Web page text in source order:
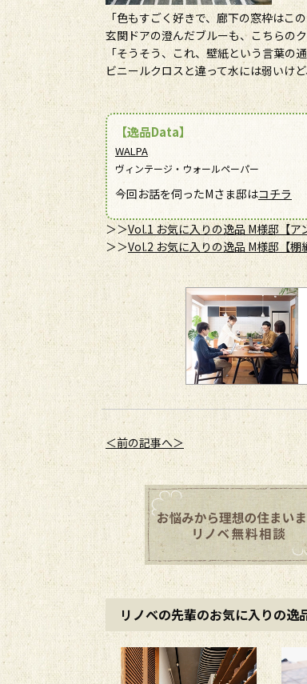
「色もすごく好きで、廊下の窓枠はこ
玄関ドアの澄んだブルーも、こちらの
「そうそう、これ、壁紙という言葉の
ビニールクロスと違って水には弱いけ
【逸品Data】
WALPA
ヴィンテージ・ウォールペーパー
今回お話を伺ったMさま邸はコチラ
＞＞Vol.1 お気に入りの逸品 M様邸【ア
＞＞Vol.2 お気に入りの逸品 M様邸【棚
＜前の記事へ＞
リノベの先輩のお気に入りの逸